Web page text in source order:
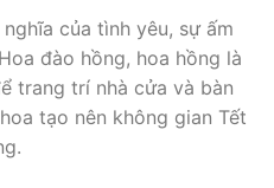
của tình yêu, sự ấm
đào hồng, hoa hồng là
trang trí nhà cửa và bàn
tạo nên không gian Tết